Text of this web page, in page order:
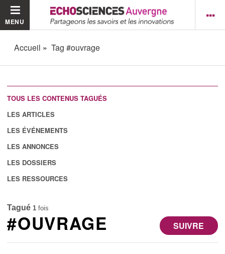
MENU
Accueil Tag #ouvrage
TOUS LES CONTENUS TAGUÉS
LES ARTICLES
LES ÉVÉNEMENTS
LES ANNONCES
LES DOSSIERS
LES RESSOURCES
Tagué 1 fois
SUIVRE
#OUVRAGE